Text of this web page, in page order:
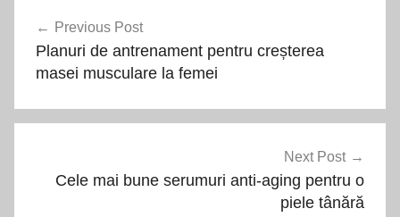
articole
Previous Post
Planuri de antrenament pentru creșterea
masei musculare la femei
Next Post
Cele mai bune serumuri anti-aging pentru o
piele tânără